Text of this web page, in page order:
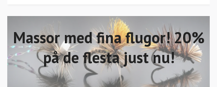
Massor med fina flugor! 20%
på de flesta just nu!